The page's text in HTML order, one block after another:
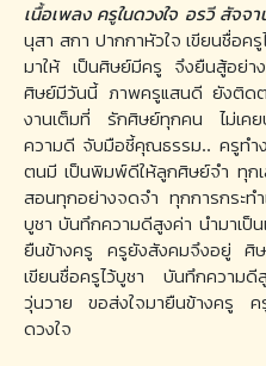
เนื้อเพลง ครูในดวงใจ อรวี สัจจ
นุสา สกา ปากกาหัวใจ เขียนชื่อค
มาให้ เป็นศิษย์มีครู จึงยืนสู้อย่
ศิษย์มีวันนี้ ภาพครูแสนดี ยังติด
งานเต็มที่ รักศิษย์ทุกคน ไม่เค
ความดี จับมือชี้คุณธรรม.. ครูทำ
ตนมี เป็นพิมพ์ดีให้ลูกศิษย์จำ ทุก
สอนทุกอย่างจดจำ ทุกการกระท
บูชา บันทึกความดีสูงค่า นำมาเป็
ยืนข้างครู ครูยังสังคมจึงอยู่ ศิษ
เขียนชื่อครูไว้บูชา บันทึกความ
วุ่นวาย ขอส่งใจมายืนข้างครู
ดวงใจ